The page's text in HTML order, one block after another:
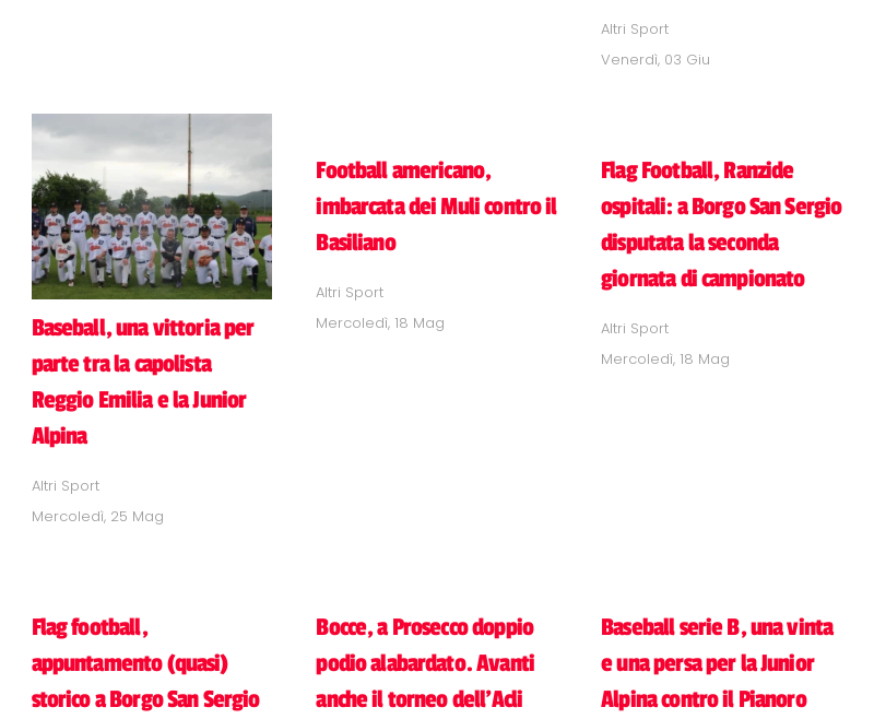
Altri Sport
Venerdì, 03 Giu
Baseball, una vittoria per
parte tra la capolista
Reggio Emilia e la Junior
Alpina
Altri Sport
Mercoledì, 25 Mag
Football americano,
imbarcata dei Muli contro il
Basiliano
Altri Sport
Mercoledì, 18 Mag
Flag Football, Ranzide
ospitali: a Borgo San Sergio
disputata la seconda
giornata di campionato
Altri Sport
Mercoledì, 18 Mag
Flag football,
appuntamento (quasi)
storico a Borgo San Sergio
Bocce, a Prosecco doppio
podio alabardato. Avanti
anche il torneo dell'Acli
Baseball serie B, una vinta
e una persa per la Junior
Alpina contro il Pianoro